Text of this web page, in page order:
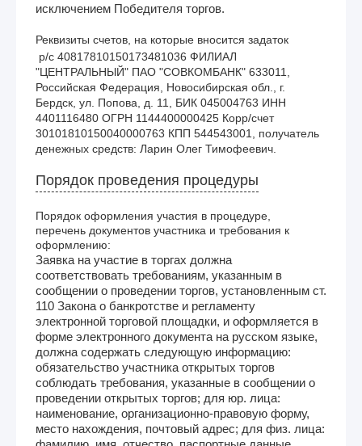
исключением Победителя торгов.
Реквизиты счетов, на которые вносится задаток
"ЦЕНТРАЛЬНЫЙ" ПАО "СОВКОМБАНК" 633011,
Российская Федерация, Новосибирская обл., г.
Бердск, ул. Попова, д. 11, БИК 045004763 ИНН
4401116480 ОГРН 1144400000425 Корр/счет
30101810150040000763 КПП 544543001, получатель
денежных средств: Ларин Олег Тимофеевич.
Порядок проведения процедуры
Порядок оформления участия в процедуре,
перечень документов участника и требования к
оформлению:
Заявка на участие в торгах должна
соответствовать требованиям, указанным в
сообщении о проведении торгов, установленным ст.
110 Закона о банкротстве и регламенту
электронной торговой площадки, и оформляется в
форме электронного документа на русском языке,
должна содержать следующую информацию:
обязательство участника открытых торгов
соблюдать требования, указанные в сообщении о
проведении открытых торгов; для юр. лица:
наименование, организационно-правовую форму,
место нахождения, почтовый адрес; для физ. лица: